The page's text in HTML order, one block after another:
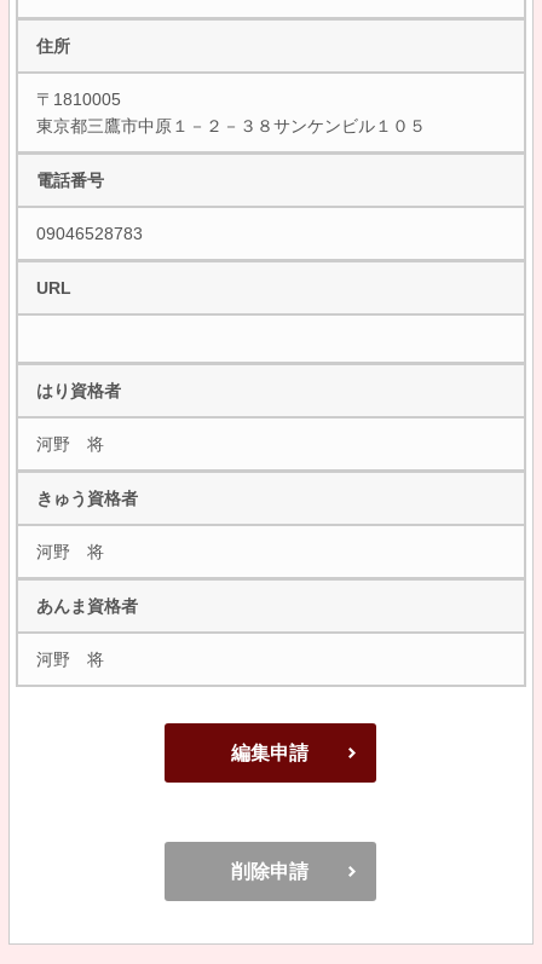
住所
〒1810005
東京都三鷹市中原１－２－３８サンケンビル１０５
電話番号
09046528783
URL
はり資格者
河野 将
きゅう資格者
河野 将
あんま資格者
河野 将
編集申請
削除申請